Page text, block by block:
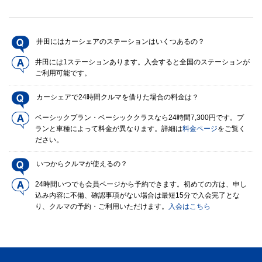
井田にはカーシェアのステーションはいくつあるの？
井田には1ステーションあります。入会すると全国のステーションが
ご利用可能です。
カーシェアで24時間クルマを借りた場合の料金は？
ベーシックプラン・ベーシッククラスなら24時間7,300円です。プ
ランと車種によって料金が異なります。詳細は料金ページをご覧く
ださい。
いつからクルマが使えるの？
24時間いつでも会員ページから予約できます。初めての方は、申し
込み内容に不備、確認事項がない場合は最短15分で入会完了とな
り、クルマの予約・ご利用いただけます。
入会はこちら